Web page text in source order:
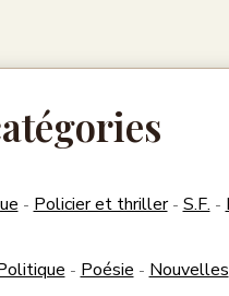
- Policier et thriller- S.F. -
- Poésie - Nouvelles